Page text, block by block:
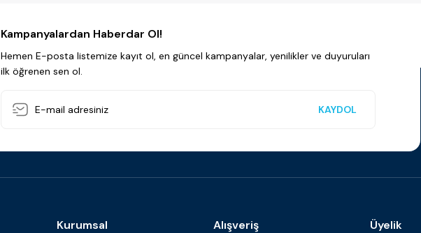
Kampanyalardan Haberdar Ol!
Hemen E-posta listemize kayıt ol, en güncel kampanyalar, yenilikler ve duyuruları
ilk öğrenen sen ol.
KAYDOL
Kurumsal Alışveriş Üyelik